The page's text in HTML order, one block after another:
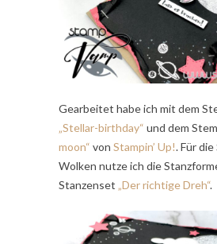
Gearbeitet habe ich mit dem
„Stellar-birthday“ und dem
moon“ von Stampin’ Up!. Für
Wolken nutze ich die
Stanzenset „Der richtige Dreh“.